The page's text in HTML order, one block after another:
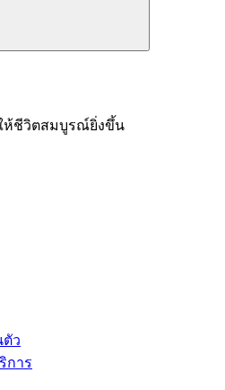
ห้ชีวิตสมบูรณ์ยิ่งขึ้น
ตัว
การ